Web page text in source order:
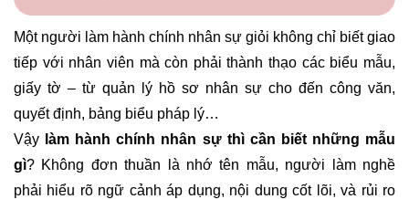
Một người làm hành chính nhân sự giỏi không chỉ biết giao
tiếp với nhân viên mà còn phải thành thạo các biểu mẫu,
giấy tờ – từ quản lý hồ sơ nhân sự cho đến công văn,
quyết định, bảng biểu pháp lý…
Vậy làm hành chính nhân sự thì cần biết những mẫu
gì? Không đơn thuần là nhớ tên mẫu, người làm nghề
phải hiểu rõ ngữ cảnh áp dụng, nội dung cốt lõi, và rủi ro